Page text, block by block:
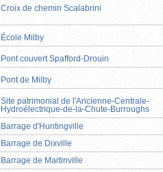
Croix de chemin Scalabrini
École Milby
Pont couvert Spafford-Drouin
Pont de Milby
Site patrimonial de l'Ancienne-Centrale-
Hydroélectrique-de-la-Chute-Burroughs
Barrage d'Huntingville
Barrage de Dixville
Barrage de Martinville